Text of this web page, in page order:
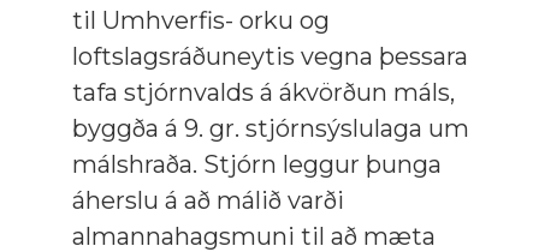
til Umhverfis- orku og
loftslagsráðuneytis vegna þessara
tafa stjórnvalds á ákvörðun máls,
byggða á 9. gr. stjórnsýslulaga um
málshraða. Stjórn leggur þunga
áherslu á að málið varði
almannahagsmuni til að mæta